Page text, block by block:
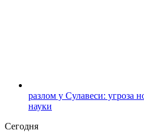
разлом у Сулавеси: угроза
науки
Сегодня